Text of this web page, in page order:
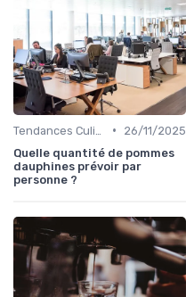
•
26/11/2025
Quelle quantité de pommes
dauphines prévoir par
personne ?